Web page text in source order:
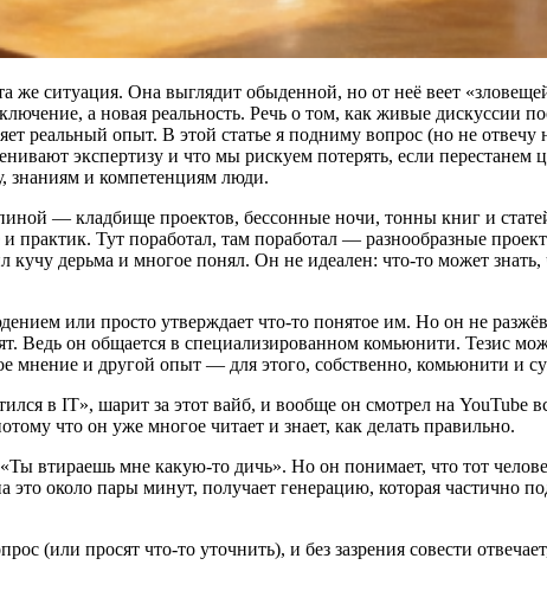
ситуация. Она выглядит обыденной, но от неё веет
а новая реальность. Речь о том, как живые дискуссии
реальный опыт. В этой статье я подниму вопрос (но не
экспертизу и что мы рискуем потерять, если
знаниям и компетенциям люди.
— кладбище проектов, бессонные ночи, тонны книг и
практик. Тут поработал, там поработал — разнообразные
дерьма и многое понял. Он не идеален: что‑то может
или просто утверждает что‑то понятое им. Но он не
Ведь он общается в специализированном комьюнити. Тезис
мнение и другой опыт — для этого, собственно, комьюнити и
в IT», шарит за этот вайб, и вообще он смотрел на YouTube
что он уже многое читает и знает, как делать правильно.
втираешь мне какую‑то дичь». Но он понимает, что тот
это около пары минут, получает генерацию, которая частично
(или просят что‑то уточнить), и без зазрения совести